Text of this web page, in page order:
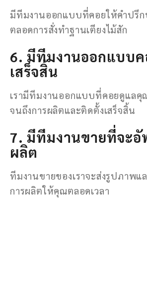
มีทีมงานออกแบบที่คอยให้คำปรึ
ตลอดการสั่งทำฐานเตียงไม้สัก
6. มีทีมงานออกแบบ
เสร็จสิ้น
เรามีทีมงานออกแบบที่คอยดูแลคุ
จนถึงการผลิตและติดตั้งเสร็จสิ้น
7. มีทีมงานขายที่จะอั
ผลิต
ทีมงานขายของเราจะส่งรูปภาพ
การผลิตให้คุณตลอดเวลา